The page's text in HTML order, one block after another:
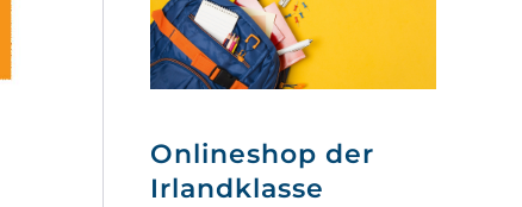
Onlineshop der
Irlandklasse